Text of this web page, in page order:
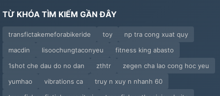
TỪ KHÓA TÌM KIẾM GẦN ĐÂY
transfictakemeforabikeride toy
np tra cong xuat quy
macdin
lisoochungtaconyeu
fitness king abasto
1shot che dau do no dan
zthtr
zegen cha lao cong hoc yeu
yumhao
vibrations ca
truy n xuy n nhanh 60